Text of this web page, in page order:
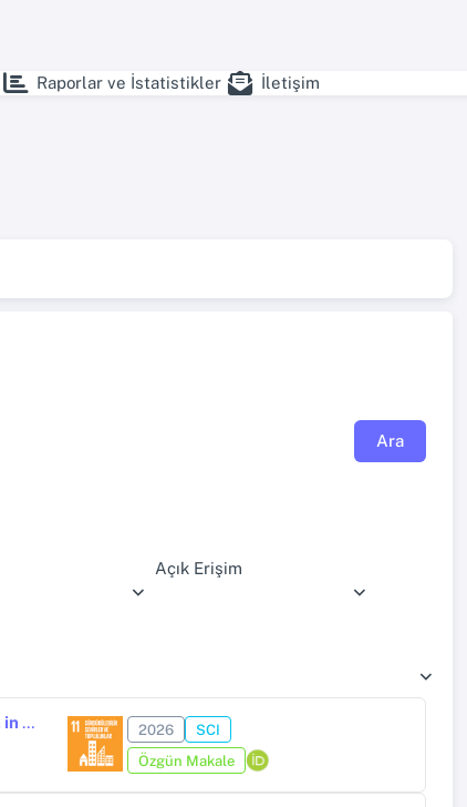
Raporlar ve İstatistikler İletişim
Ara
Açık Erişim
A TOPSIS-Based Framework for Micromobility Station Location Selection in Urban Areas
2026
SCI
Özgün Makale